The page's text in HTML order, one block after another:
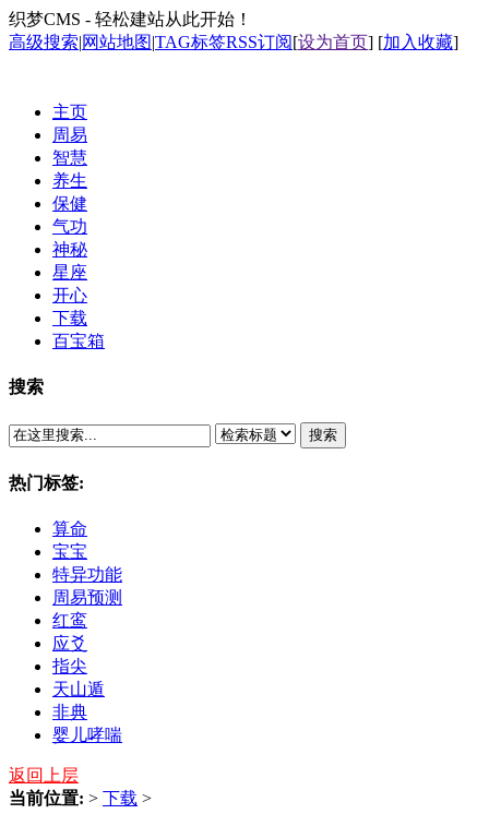
织梦CMS - 轻松建站从此开始！
高级搜索|网站地图|TAG标签RSS订阅[设为首页] [加入收藏]
主页
周易
智慧
养生
保健
气功
神秘
星座
开心
下载
百宝箱
搜索
搜索
热门标签:
算命
宝宝
特异功能
周易预测
红鸾
应爻
指尖
天山遁
非典
婴儿哮喘
返回上层
当前位置: > 下载 >